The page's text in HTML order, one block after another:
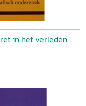
in het verleden